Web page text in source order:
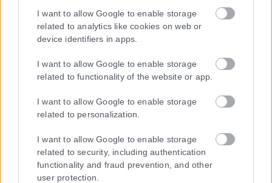
I want to allow Google to enable storage
related to analytics like cookies on web or
device identifiers in apps.
I want to allow Google to enable storage
related to functionality of the website or app.
I want to allow Google to enable storage
related to personalization.
I want to allow Google to enable storage
related to security, including authentication
functionality and fraud prevention, and other
user protection.
1ης Μαρτίου 2018 σχετικά με τα μέτρα για την αποτελεσματική
αντιμετώπιση του παράνομου περιεχομένου στο διαδίκτυο (L 63).
Μοναδικός αριθμός Μ.Η.Τ. 262048
ΤΑ ΠΡΩΤΟΣΕΛΙΔΑ ΣΗΜΕΡΑ